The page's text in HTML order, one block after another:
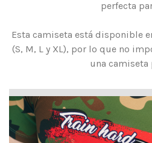
perfecta
Esta camiseta está disponible
(S, M, L y XL), por lo que no
una camiseta